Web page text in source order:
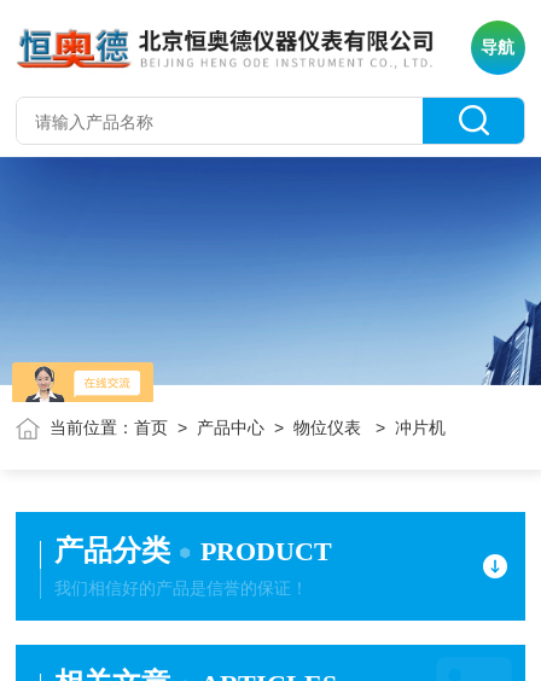
导航
当前位置：首页 > 产品中心 >物位仪表 > 冲片机
产品分类 PRODUCT
我们相信好的产品是信誉的保证！